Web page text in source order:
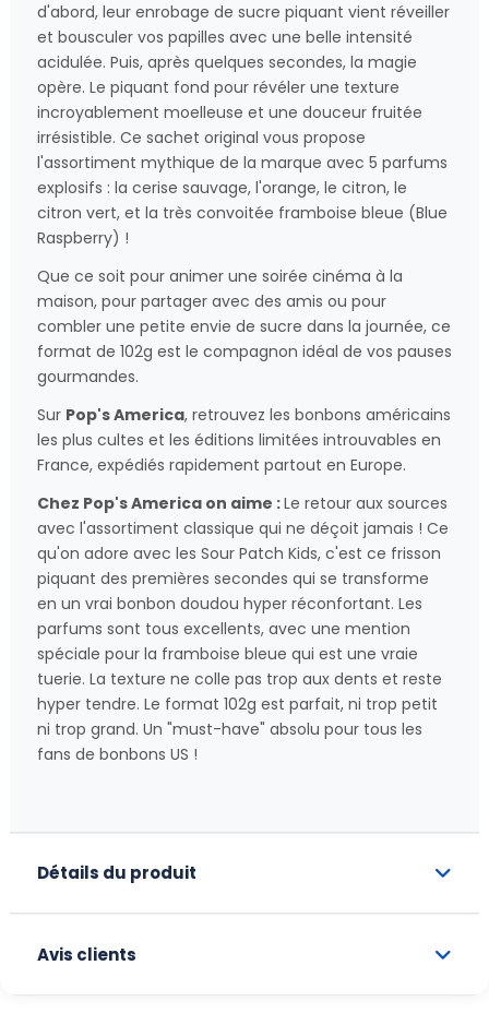
d'abord, leur enrobage de sucre piquant vient réveiller
et bousculer vos papilles avec une belle intensité
acidulée. Puis, après quelques secondes, la magie
opère. Le piquant fond pour révéler une texture
incroyablement moelleuse et une douceur fruitée
irrésistible. Ce sachet original vous propose
l'assortiment mythique de la marque avec 5 parfums
explosifs : la cerise sauvage, l'orange, le citron, le
citron vert, et la très convoitée framboise bleue (Blue
Raspberry) !
Que ce soit pour animer une soirée cinéma à la
maison, pour partager avec des amis ou pour
combler une petite envie de sucre dans la journée, ce
format de 102g est le compagnon idéal de vos pauses
gourmandes.
Sur Pop's America, retrouvez les bonbons américains
les plus cultes et les éditions limitées introuvables en
France, expédiés rapidement partout en Europe.
Chez Pop's America on aime :Le retour aux sources
avec l'assortiment classique qui ne déçoit jamais ! Ce
qu'on adore avec les Sour Patch Kids, c'est ce frisson
piquant des premières secondes qui se transforme
en un vrai bonbon doudou hyper réconfortant. Les
parfums sont tous excellents, avec une mention
spéciale pour la framboise bleue qui est une vraie
tuerie. La texture ne colle pas trop aux dents et reste
hyper tendre. Le format 102g est parfait, ni trop petit
ni trop grand. Un "must-have" absolu pour tous les
fans de bonbons US !
Détails du produit
Avis clients